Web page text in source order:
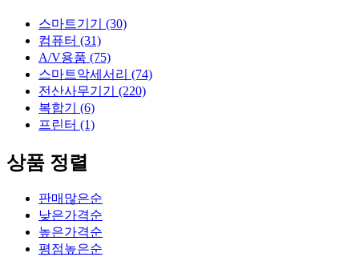
스마트기기 (30)
컴퓨터 (31)
A/V용품 (75)
스마트악세서리 (74)
전산사무기기 (220)
복합기 (6)
프린터 (1)
상품 정렬
판매많은순
낮은가격순
높은가격순
평점높은순